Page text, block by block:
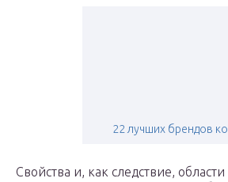
22 лучших брендов
Свойства и, как следствие,